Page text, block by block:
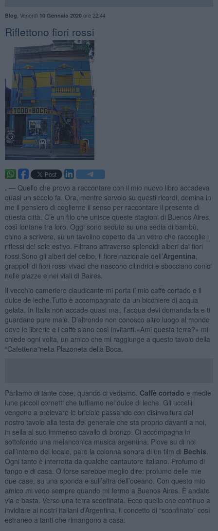
Blog Venerdì 10 Gennaio 2020ore 22:44
Riflettono fiori rossi
. — Quello che provo a raccontare con il mio nuovo libro accadeva
quasi un secolo fa. Ora, mentre sorvolo su questi ricordi, domina in
me il pensiero di coglierne il senso per raccontare il presente di
questa città. C’è un filo che unisce queste stagioni di Buenos Aires,
così lontane tra loro. Oggi sono seduto su una sedia di bambù,
chino a scrivere, su un tavolino coperto da un vetro che raccoglie i
riflessi del sole estivo. Filtrano attraverso splendidi alberi dai fiori
rossi.Sono gli alberi del ceibo, il fiore nazionale dell’Argentina
grappoli di fiori rossi vivaci che nascono cilindrici e sbocciano conici
nelle piazze e nei viali di Baires.
Il vecchio cameriere claudicante mi porta il mio caffè cortado e il
dulce de leche.Tutto è accompagnato da un bicchiere di acqua
gelata. In Italia non accade quasi mai, l’acqua devi domandarla e ti
guardano pure male. D’altronde non conosco altro luogo al mondo
dove le librerie e i caffè siano così invitanti.«Ami questa terra?» mi
chiede ogni volta, un amico che mi raggiunge a questo tavolo della
“Cafetteria"nella Plazoneta della Boca.
Parliamo di tante cose, quando ci vediamo. Caffè cortado e medie
lune piccoli cornetti che tuffiamo nel dulce di leche. Gli uccelli
vengono a prelevare le briciole passando con disinvoltura dal
nostro tavolo alla testa del generale che sta proprio davanti a noi,
in sella al suo immenso cavallo di bronzo. Ci accompagna in
sottofondo una melanconica musica argentina. Piove su di noi
dall’interno del locale, pare la colonna sonora di un film di Bechis
Ogni tanto è interrotta da qualche cantautore italiano. Profumo di
tango e di casa. O forse sarebbe meglio dire: profumo delle mie
due case, su una sponda e sull’altra dell’oceano. Con questo mio
amico mi vedo sempre quando mi fermo a Buenos Aires. È andato
via e basta. Verso una terra sconfinata. Ecco quello che continuo a
invidiare ai nostri italiani d’Argentina, il concetto di “sconfinato” così
estraneo a tanti che rimangono a casa.